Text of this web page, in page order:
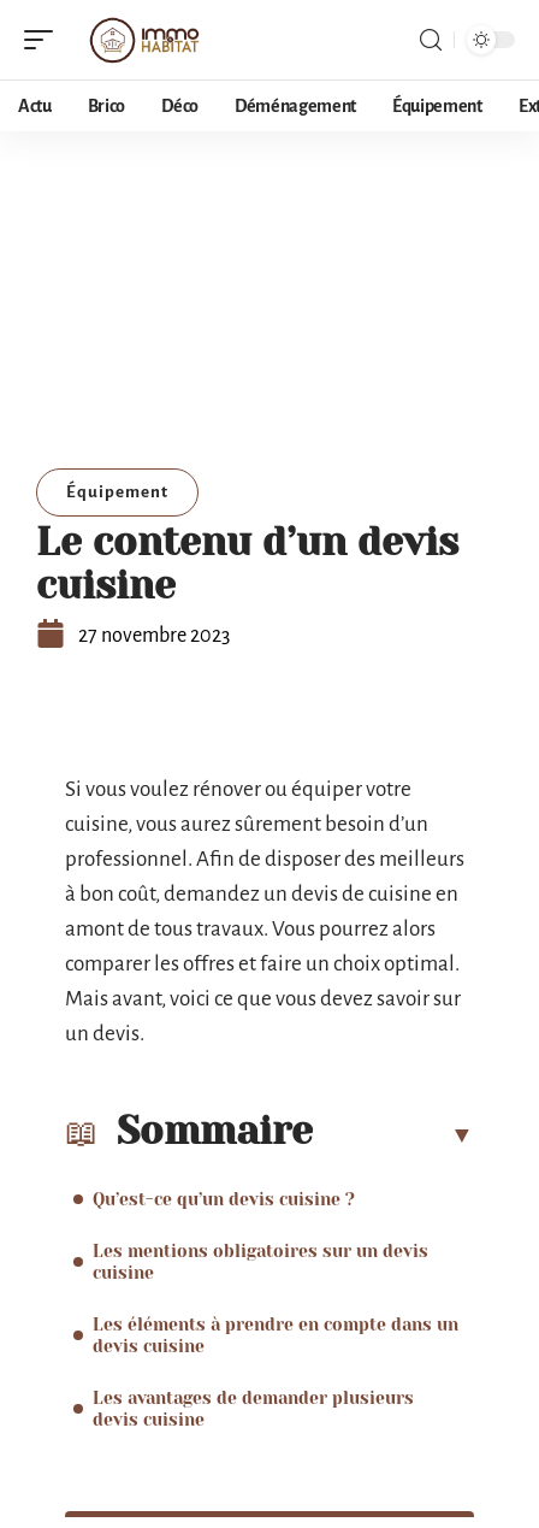
Actu Brico Déco Déménagement Équipement
Équipement
Le contenu d’un devis
cuisine
27 novembre 2023
Si vous voulez rénover ou équiper votre
cuisine, vous aurez sûrement besoin d’un
professionnel. Afin de disposer des meilleurs
à bon coût, demandez un devis de cuisine en
amont de tous travaux. Vous pourrez alors
comparer les offres et faire un choix optimal.
Mais avant, voici ce que vous devez savoir sur
un devis.
Sommaire
Qu’est-ce qu’un devis cuisine ?
Les mentions obligatoires sur un devis
cuisine
Les éléments à prendre en compte dans un
devis cuisine
Les avantages de demander plusieurs
devis cuisine